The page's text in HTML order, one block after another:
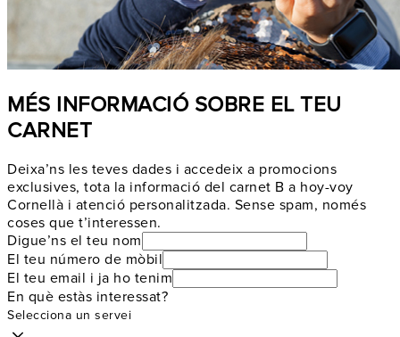
MÉS INFORMACIÓ SOBRE EL TEU
CARNET
Deixa’ns les teves dades i accedeix a promocions
exclusives, tota la informació del carnet B a hoy-voy
Cornellà i atenció personalitzada. Sense spam, només
coses que t’interessen.
Digue’ns el teu nom
El teu número de mòbil
El teu email i ja ho tenim
En què estàs interessat?
Selecciona un servei